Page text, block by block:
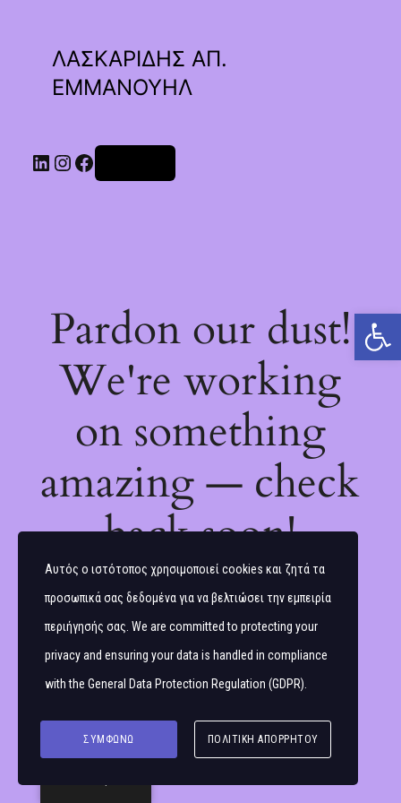
Ανοίξτε τη γραμμή εργαλείων
ΛΑΣΚΑΡΙΔΗΣ ΑΠ.
ΕΜΜΑΝΟΥΗΛ
Linkedin
Instagram
Facebook
Pardon our dust!
We're working
on something
amazing — check
back soon!
Αυτός ο ιστότοπος χρησιμοποιεί cookies και ζητά τα
προσωπικά σας δεδομένα για να βελτιώσει την εμπειρία
περιήγησής σας. We are committed to protecting your
privacy and ensuring your data is handled in compliance
with the General Data Protection Regulation (GDPR)
ΣΥΜΦΩΝΏ ΠΟΛΙΤΙΚΉ ΑΠΟΡΡΉΤΟΥ